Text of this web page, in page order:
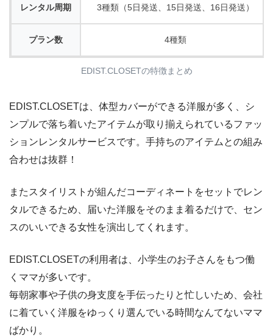
レンタル周期 3種類（5日発送、15日発送、16日発送）
プラン数 4種類
EDIST.CLOSETの特徴まとめ
EDIST.CLOSETは、体型カバーができる洋服が多く、シ
ンプルで落ち着いたアイテムが取り揃えられているファッ
ションレンタルサービスです。手持ちのアイテムとの組み
合わせは抜群！
またスタイリストが組んだコーディネートをセットでレン
タルできるため、届いた洋服をそのまま着るだけで、セン
スのいいできる女性を演出してくれます。
EDIST.CLOSETの利用者は、小学生のお子さんをもつ働
くママが多いです。
毎朝家事や子供の身支度を手伝ったりと忙しいため、会社
に着ていく洋服をゆっくり選んでいる時間なんてないママ
ばかり。